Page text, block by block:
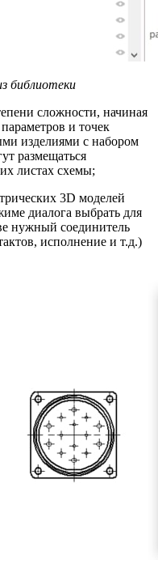
библиотеки
сложности, начиная
и точек
изделиями с набором
размещаться
листах схемы;
3D моделей
диалога выбрать для
нужный соединитель
исполнение и т.д.)